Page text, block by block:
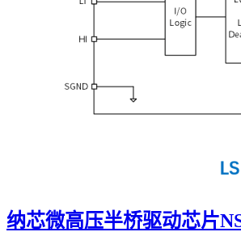
纳芯微高压半桥驱动芯片